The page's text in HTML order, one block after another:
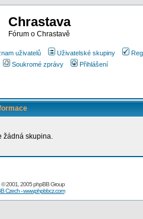
Chrastava
Fórum o Chrastavě
uživatelů Uživatelské skupiny
Soukromé zprávy Přihlášení
žádná skupina.
© 2001, 2005 phpBB Group
Czech - www.phpbbcz.com